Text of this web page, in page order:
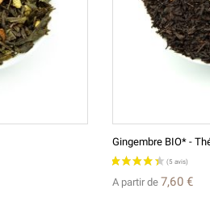
Gingembre BIO* -
A partir de 7,60 €